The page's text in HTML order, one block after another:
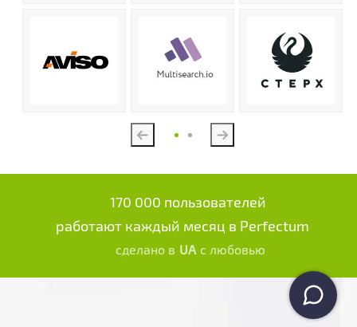
Previous Next
170 000 пользователей
работают каждый месяц в Perfectum
сделано в UA с любовью